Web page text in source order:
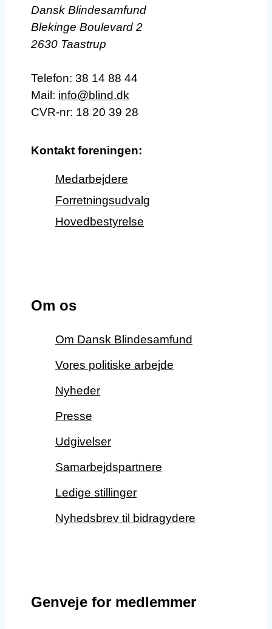
Dansk Blindesamfund
Blekinge Boulevard 2
2630 Taastrup
Telefon: 38 14 88 44
Mail: info@blind.dk
CVR-nr: 18 20 39 28
Kontakt foreningen:
Medarbejdere
Forretningsudvalg
Hovedbestyrelse
Om os
Om Dansk Blindesamfund
Vores politiske arbejde
Nyheder
Presse
Udgivelser
Samarbejdspartnere
Ledige stillinger
Nyhedsbrev til bidragydere
Genveje for medlemmer